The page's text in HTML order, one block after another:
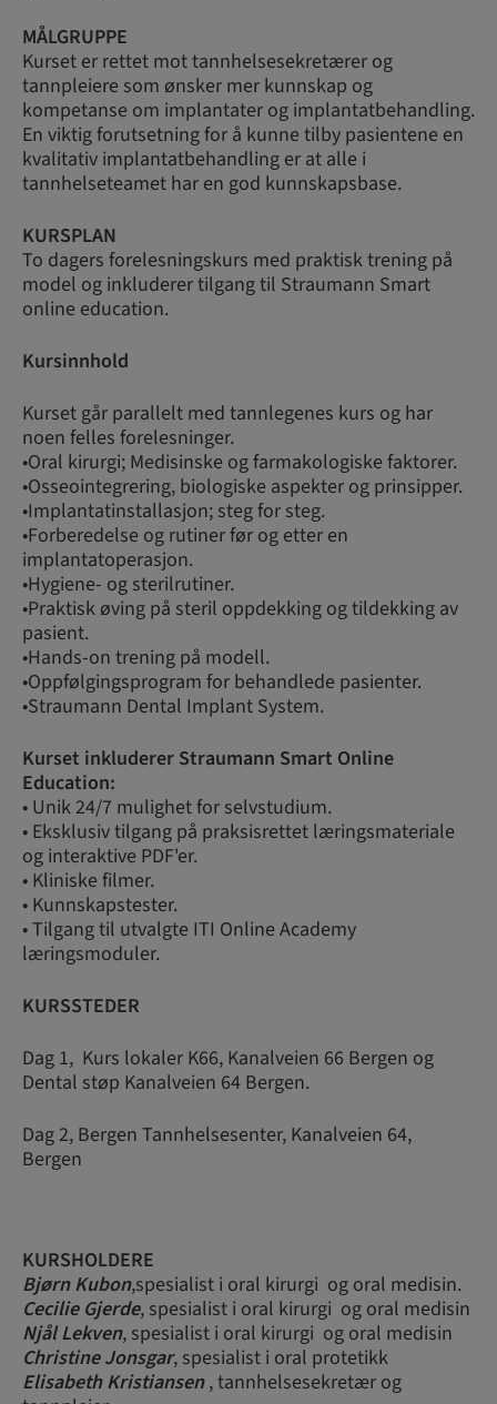
MÅLGRUPPE
Kurset er rettet mot tannhelsesekretærer og
tannpleiere som ønsker mer kunnskap og
kompetanse om implantater og implantatbehandling.
En viktig forutsetning for å kunne tilby pasientene en
kvalitativ implantatbehandling er at alle i
tannhelseteamet har en god kunnskapsbase.
KURSPLAN
To dagers forelesningskurs med praktisk trening på
model og inkluderer tilgang til Straumann Smart
online education.
Kursinnhold
Kurset går parallelt med tannlegenes kurs og har
noen felles forelesninger.
•Oral kirurgi; Medisinske og farmakologiske faktorer.
•Osseointegrering, biologiske aspekter og prinsipper.
•Implantatinstallasjon; steg for steg.
•Forberedelse og rutiner før og etter en
implantatoperasjon.
•Hygiene- og sterilrutiner.
•Praktisk øving på steril oppdekking og tildekking av
pasient.
•Hands-on trening på modell.
•Oppfølgingsprogram for behandlede pasienter.
•Straumann Dental Implant System.
Kurset inkluderer Straumann Smart Online
Education:
• Unik 24/7 mulighet for selvstudium.
• Eksklusiv tilgang på praksisrettet læringsmateriale
og interaktive PDF'er.
• Kliniske filmer.
• Kunnskapstester.
• Tilgang til utvalgte ITI Online Academy
læringsmoduler.
KURSSTEDER
Dag 1, Kurs lokaler K66, Kanalveien 66 Bergen og
Dental støp Kanalveien 64 Bergen.
Dag 2, Bergen Tannhelsesenter, Kanalveien 64,
Bergen
KURSHOLDERE
Bjørn Kubon,spesialist i oral kirurgi og oral medisin.
Cecilie Gjerde, spesialist i oral kirurgi og oral medisin
Njål Lekven, spesialist i oral kirurgi og oral medisin
Christine Jonsgar, spesialist i oral protetikk
Elisabeth Kristiansen, tannhelsesekretær og